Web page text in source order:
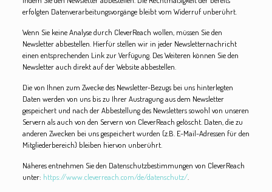
erfolgten Datenverarbeitungsvorgänge bleibt vom Widerruf unberührt.
Wenn Sie keine Analyse durch CleverReach wollen, müssen Sie den
Newsletter abbestellen. Hierfür stellen wir in jeder Newsletternachricht
einen entsprechenden Link zur Verfügung. Des Weiteren können Sie den
Newsletter auch direkt auf der Website abbestellen.
Die von Ihnen zum Zwecke des Newsletter-Bezugs bei uns hinterlegten
Daten werden von uns bis zu Ihrer Austragung aus dem Newsletter
gespeichert und nach der Abbestellung des Newsletters sowohl von unseren
Servern als auch von den Servern von CleverReach gelöscht. Daten, die zu
anderen Zwecken bei uns gespeichert wurden (z.B. E-Mail-Adressen für den
Mitgliederbereich) bleiben hiervon unberührt.
Näheres entnehmen Sie den Datenschutzbestimmungen von CleverReach
unter: https://www.cleverreach.com/de/datenschutz/.